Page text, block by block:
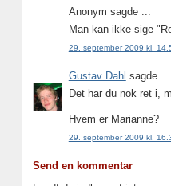
Anonym sagde ...
Man kan ikke sige
29. september 2009 kl.
Gustav Dahl sagde ...
Det har du nok ret i,
Hvem er Marianne?
29. september 2009 kl.
Send en kommentar